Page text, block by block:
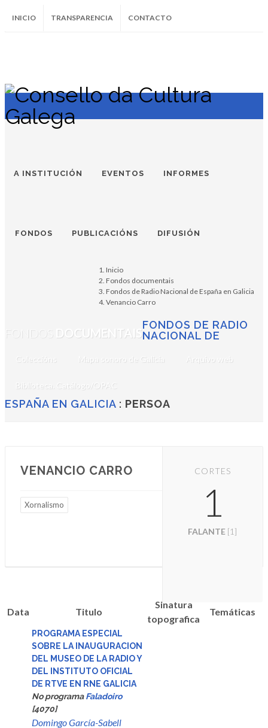
INICIO TRANSPARENCIA CONTACTO
InstagramFacebookTwitter Soundcloud
Youtube
A INSTITUCIÓN EVENTOS INFORMES
FONDOS PUBLICACIÓNS DIFUSIÓN
FONDOS DOCUMENTAIS
Coleccións Mapa sonoro de Galicia Arquivo web
Biblioteca. Catálogo/OPAC
FONDOS DE RADIO
NACIONAL DE
ESPAÑA EN GALICIA : PERSOA
Inicio
Fondos documentais
Fondos de Radio Nacional de España en Galicia
Venancio Carro
VENANCIO CARRO
Xornalismo
CORTES
1
FALANTE [1]
Data Titulo
Sinatura
topografica
Temáticas
PROGRAMA ESPECIAL
SOBRE LA INAUGURACION
DEL MUSEO DE LA RADIO Y
DEL INSTITUTO OFICIAL
DE RTVE EN RNE GALICIA
No programaFaladoiro
[4070]
Domingo García-Sabell